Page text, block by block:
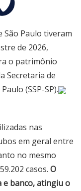
Paulo tiveram
de 2026,
o patrimônio
Secretaria de
(SSP-SP).
nas
em geral entre
no mesmo
casos. O
e banco, atingiu o